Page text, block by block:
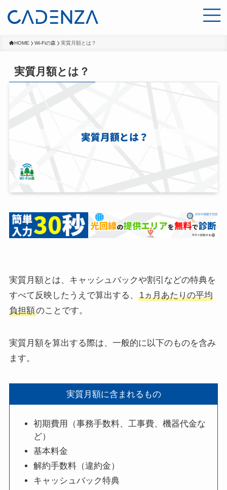
HOME Wi-Fiの森 実質月額とは？
実質月額とは？
実質月額とは、キャッシュバックや割引などの特典を
すべて反映したうえで算出する、
1ヵ月あたりの平均
負担額のことです。
実質月額を算出する際は、一般的に以下のものを含み
ます。
実質月額に含まれるもの
初期費用（事務手数料、工事費、機器代金な
ど）
基本料金
解約手数料（違約金）
キャッシュバック特典